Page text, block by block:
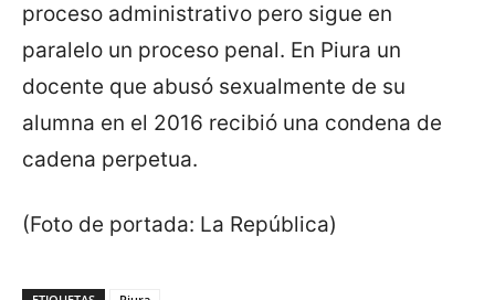
proceso administrativo pero sigue en
paralelo un proceso penal. En Piura un
docente que abusó sexualmente de su
alumna en el 2016 recibió una condena de
cadena perpetua.
(Foto de portada: La República)